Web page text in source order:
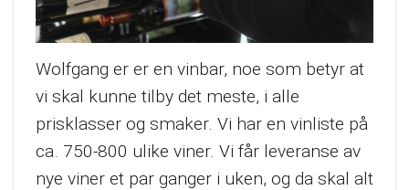
Wolfgang er er en vinbar, noe som betyr at
vi skal kunne tilby det meste, i alle
prisklasser og smaker. Vi har en vinliste på
ca. 750-800 ulike viner. Vi får leveranse av
nye viner et par ganger i uken, og da skal alt